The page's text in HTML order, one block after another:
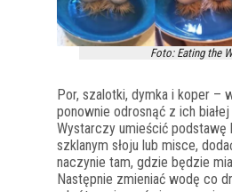
Foto: Eating the
Por, szalotki, dymka i koper –
ponownie odrosnąć z ich
Wystarczy umieścić podstawę
szklanym słoju lub misce,
naczynie tam, gdzie będzie
Następnie zmieniać wodę co